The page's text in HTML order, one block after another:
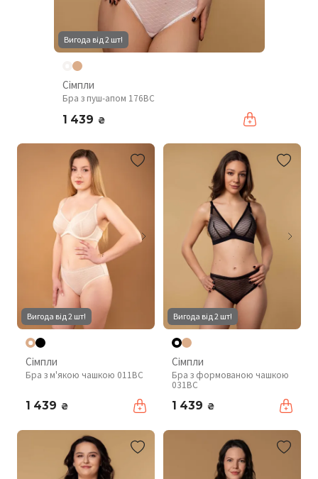
Вигода від 2 шт!
Сімпли
Бра з пуш-апом 176BC
1 439 ₴
Вигода від 2 шт!
Сімпли
Бра з м'якою чашкою 011BC
1 439 ₴
Вигода від 2 шт!
Сімпли
Бра з формованою чашкою
031BC
1 439 ₴